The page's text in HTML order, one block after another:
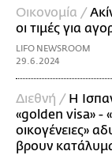
Οικονομία /
οι τιμές για
LIFO NEWSROOM
29.6.2024
Διεθνή / Η
«golden visa» -
οικογένειες»
βρουν